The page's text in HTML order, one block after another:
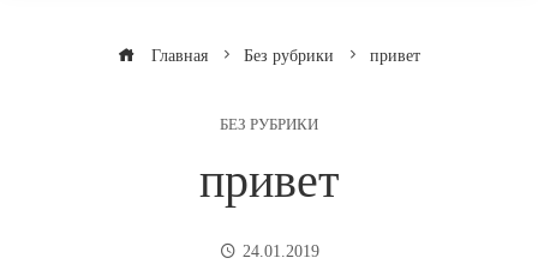
Главная Без рубрики привет
БЕЗ РУБРИКИ
привет
24.01.2019